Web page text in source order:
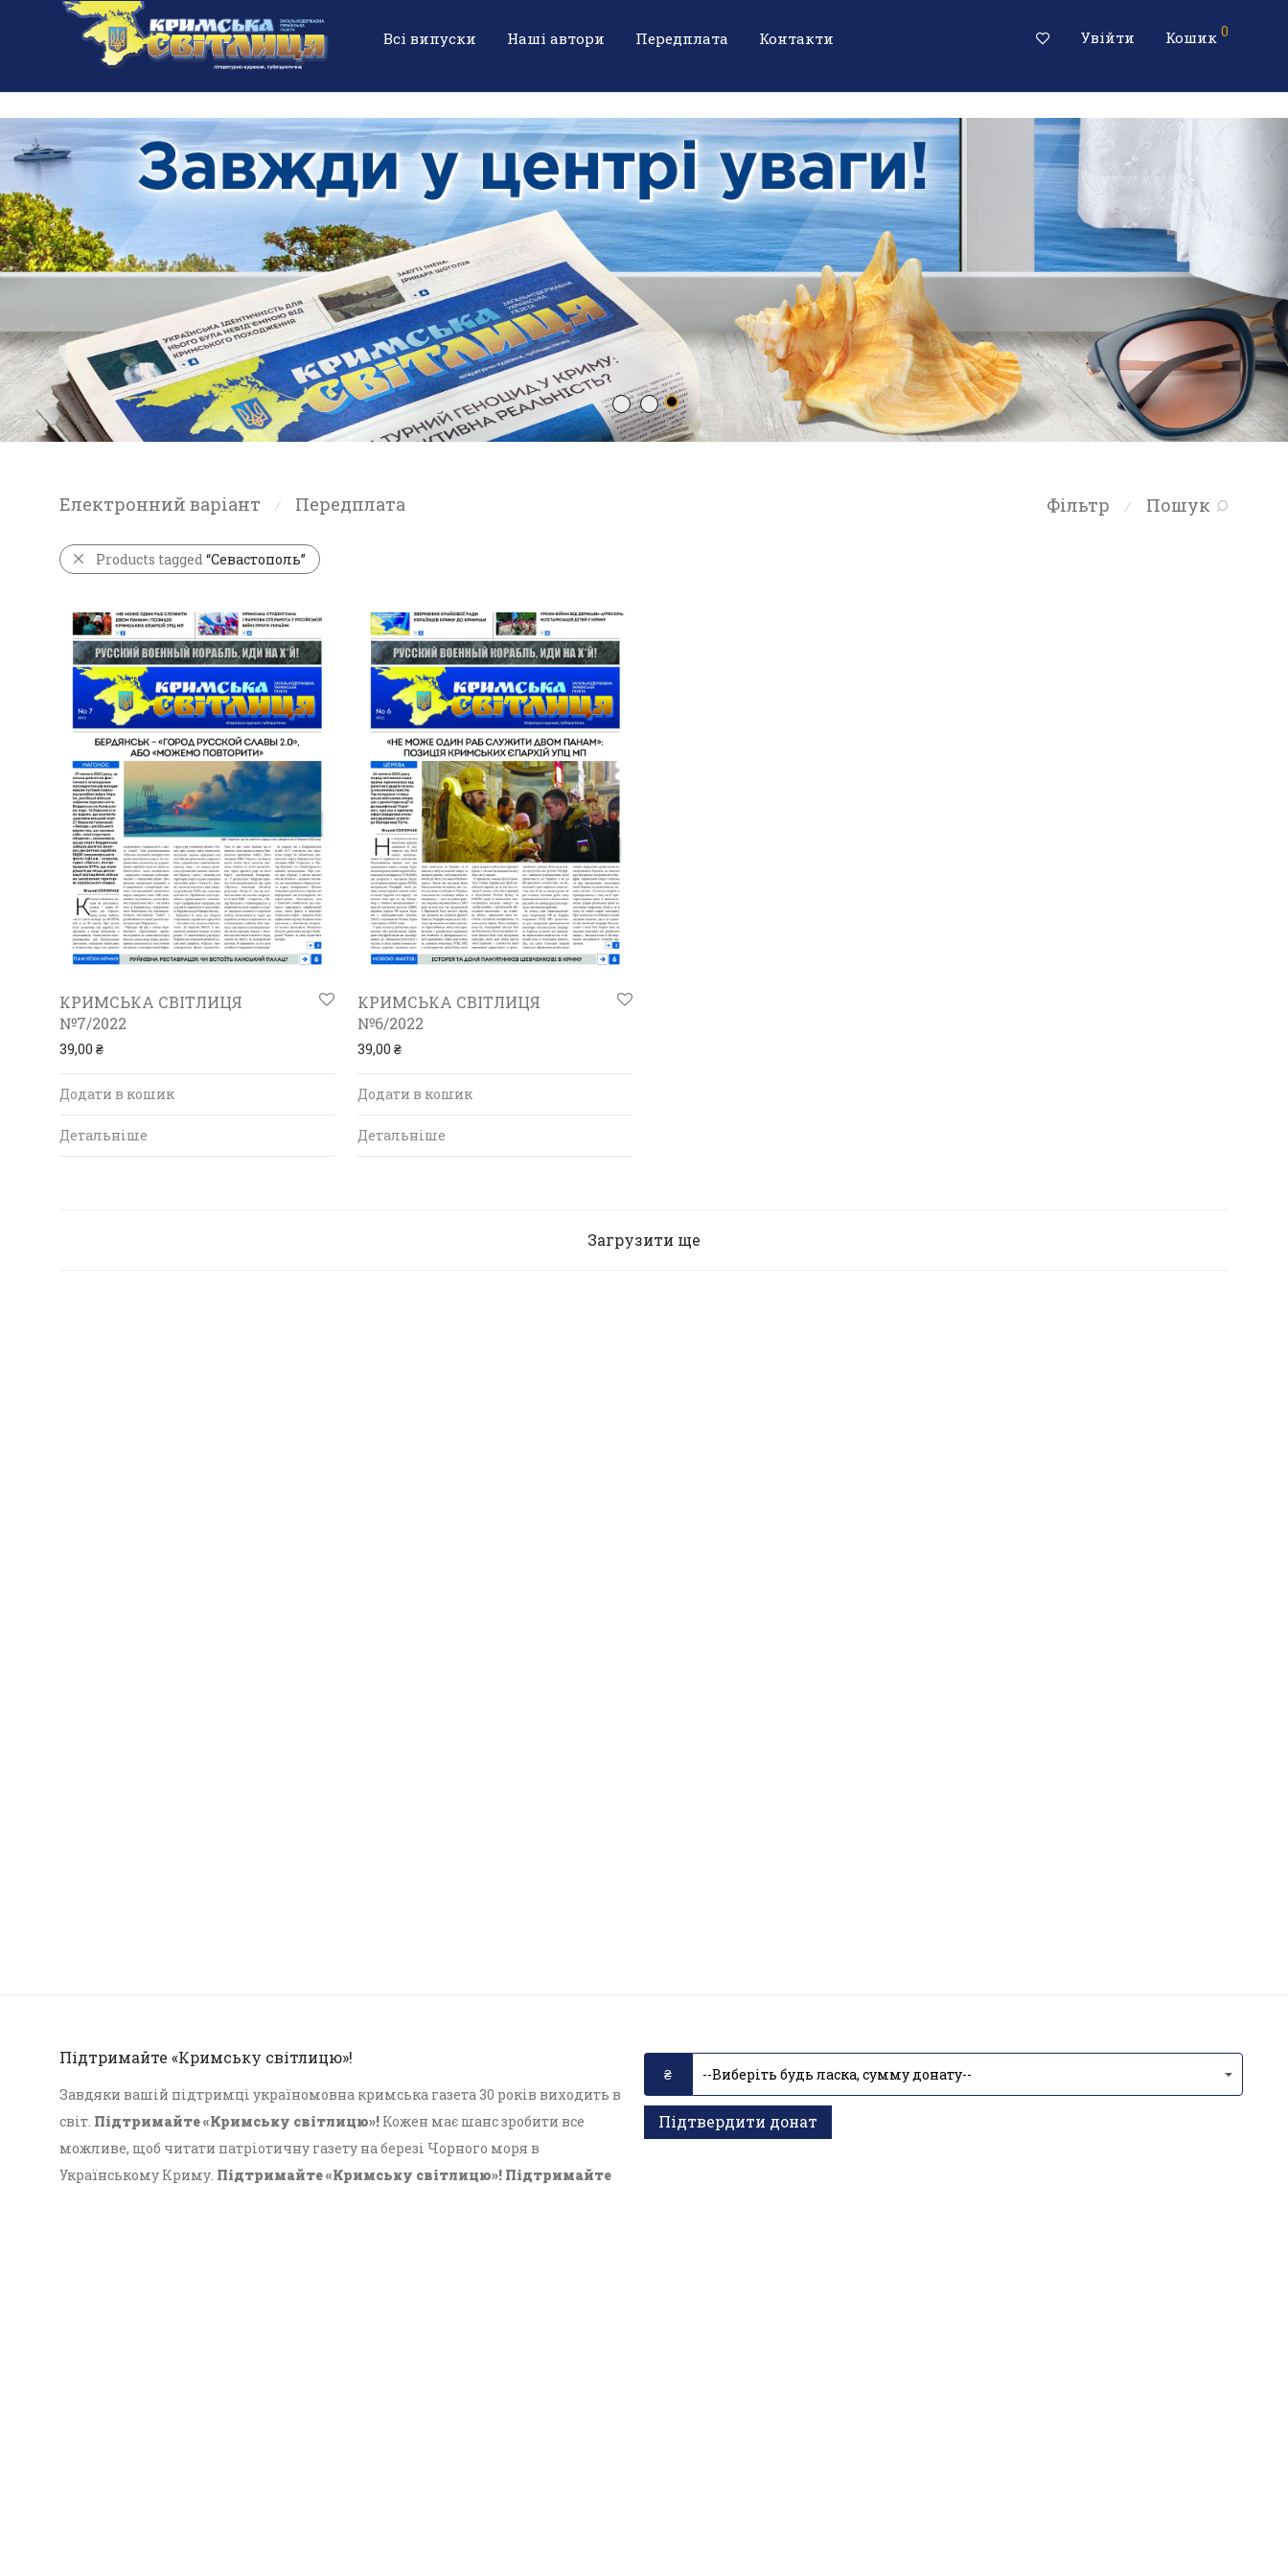
Всі випуски Наші автори Передплата Контакти Увійти Кошик 0
Фільтр ⁄ Пошук
Електронний варіант ⁄ Передплата
Products tagged“Севастополь”
КРИМСЬКА СВІТЛИЦЯ
№7/2022
39,00 ₴
Додати в кошик
Детальніше
КРИМСЬКА СВІТЛИЦЯ
№6/2022
39,00 ₴
Додати в кошик
Детальніше
Загрузити ще
Підтримайте «Кримську світлицю»!
Завдяки вашій підтримці україномовна кримська газета 30 років виходить в
світ. Підтримайте «Кримську світлицю»! Кожен має шанс зробити все
можливе, щоб читати патріотичну газету на березі Чорного моря в
Українському Криму. Підтримайте «Кримську світлицю»! Підтримайте
Підтвердити донат